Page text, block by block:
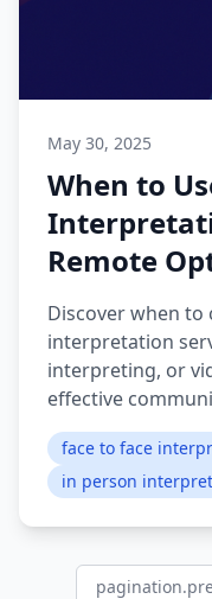
May 30, 2025
When to
Remote
Discover when to
interpretation
interpreting, or
effective
face to face
in person